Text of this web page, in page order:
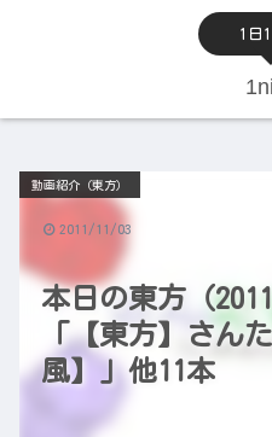
1日
本日の東方（
「【東方】さん
風】」他11本
動画紹介（東方）
2011/11/03